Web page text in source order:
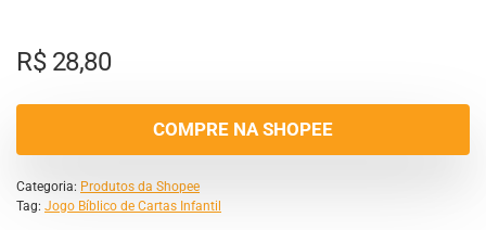
R$28,80
COMPRE NA SHOPEE
Categoria: Produtos da Shopee
Tag: Jogo Bíblico de Cartas Infantil